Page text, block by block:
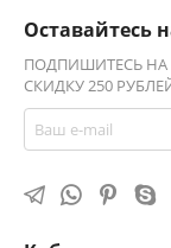
Оставайтесь
ПОДПИШИТЕСЬ
СКИДКУ 250